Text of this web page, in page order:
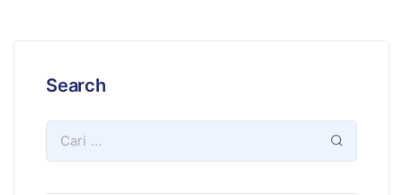
Search